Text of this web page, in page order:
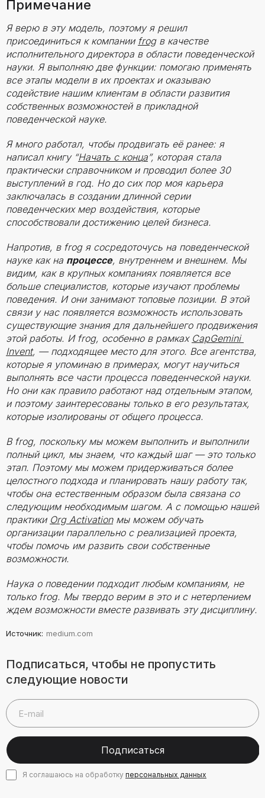
Примечание
Я верю в эту модель, поэтому я решил
присоединиться к компании frogв качестве
исполнительного директора в области поведенческой
науки. Я выполняю две функции: помогаю применять
все этапы модели в их проектах и оказываю
содействие нашим клиентам в области развития
собственных возможностей в прикладной
поведенческой науке.
Я много работал, чтобы продвигать её ранее: я
написал книгу “Начать с конца”, которая стала
практически справочником и проводил более 30
выступлений в год. Но до сих пор моя карьера
заключалась в создании длинной серии
поведенческих мер воздействия, которые
способствовали достижению целей бизнеса.
Напротив, в frog я сосредоточусь на поведенческой
науке как на процессе, внутреннем и внешнем. Мы
видим, как в крупных компаниях появляется все
больше специалистов, которые изучают проблемы
поведения. И они занимают топовые позиции. В этой
связи у нас появляется возможность использовать
существующие знания для дальнейшего продвижения
этой работы. И frog, особенно в рамках CapGemini
Invent, — подходящее место для этого. Все агентства,
которые я упоминаю в примерах, могут научиться
выполнять все части процесса поведенческой науки.
Но они как правило работают над отдельным этапом,
и поэтому заинтересованы только в его результатах,
которые изолированы от общего процесса.
В frog, поскольку мы можем выполнить и выполнили
полный цикл, мы знаем, что каждый шаг — это только
этап. Поэтому мы можем придерживаться более
целостного подхода и планировать нашу работу так,
чтобы она естественным образом была связана со
следующим необходимым шагом. А с помощью нашей
практики Org Activationмы можем обучать
организации параллельно с реализацией проекта,
чтобы помочь им развить свои собственные
возможности.
Наука о поведении подходит любым компаниям, не
только frog. Мы твердо верим в это и с нетерпением
ждем возможности вместе развивать эту дисциплину.
Источник: medium.com
Подписаться, чтобы не пропустить
следующие новости
Подписаться
Я соглашаюсь на обработку персональных данных